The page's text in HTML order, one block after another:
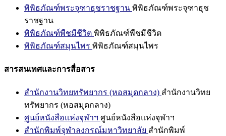
พิพิธภัณฑ์พระจุฑาธุชราชฐาน พิพิธภัณฑ์พระจุฑาธุช
ราชฐาน
พิพิธภัณฑ์พืชมีชีวิต พิพิธภัณฑ์พืชมีชีวิต
พิพิธภัณฑ์สมุนไพร พิพิธภัณฑ์สมุนไพร
สารสนเทศและการสื่อสาร
สำนักงานวิทยทรัพยากร (หอสมุดกลาง) สำนักงานวิทย
ทรัพยากร (หอสมุดกลาง)
ศูนย์หนังสือแห่งจุฬาฯ ศูนย์หนังสือแห่งจุฬาฯ
สำนักพิมพ์จุฬาลงกรณ์มหาวิทยาลัย สำนักพิมพ์